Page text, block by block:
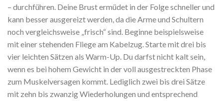
– durchführen. Deine Brust ermüdet in der Folge schneller und
kann besser ausgereizt werden, da die Arme und Schultern
noch vergleichsweise „frisch“ sind. Beginne beispielsweise
mit einer stehenden Fliege am Kabelzug. Starte mit drei bis
vier leichten Sätzen als Warm-Up. Du darfst nicht kalt sein,
wenn es bei hohem Gewicht in der voll ausgestreckten Phase
zum Muskelversagen kommt. Lediglich zwei bis drei Sätze
mit zehn bis zwanzig Wiederholungen und entsprechend